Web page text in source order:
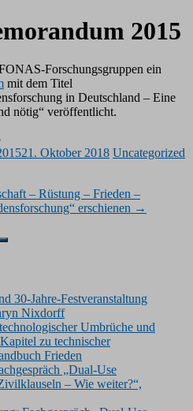
2015
Forschungsgruppen ein
mit dem Titel
in Deutschland – Eine
nötig“ veröffentlicht.
21. Oktober 2018 Uncategorized
– Rüstung – Frieden –
erschienen →
30-Jahre-Festveranstaltung
Nixdorff
Umbrüche und
zu technischer
Frieden
„Dual-Use
– Wie weiter?“,